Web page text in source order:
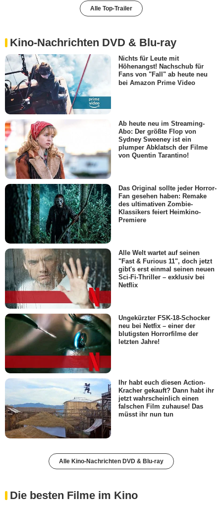
Alle Top-Trailer
Kino-Nachrichten DVD & Blu-ray
Nichts für Leute mit
Höhenangst! Nachschub für
Fans von "Fall" ab heute neu
bei Amazon Prime Video
Ab heute neu im Streaming-
Abo: Der größte Flop von
Sydney Sweeney ist ein
plumper Abklatsch der Filme
von Quentin Tarantino!
Das Original sollte jeder Horror-
Fan gesehen haben: Remake
des ultimativen Zombie-
Klassikers feiert Heimkino-
Premiere
Alle Welt wartet auf seinen
"Fast & Furious 11", doch jetzt
gibt's erst einmal seinen neuen
Sci-Fi-Thriller – exklusiv bei
Netflix
Ungekürzter FSK-18-Schocker
neu bei Netfix – einer der
blutigsten Horrorfilme der
letzten Jahre!
Ihr habt euch diesen Action-
Kracher gekauft? Dann habt ihr
jetzt wahrscheinlich einen
falschen Film zuhause! Das
müsst ihr nun tun
Alle Kino-Nachrichten DVD & Blu-ray
Die besten Filme im Kino